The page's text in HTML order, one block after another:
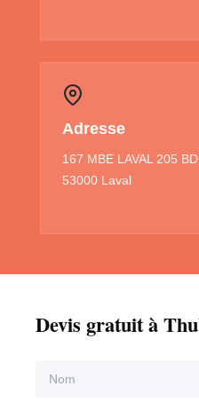
Adresse
167 MBE LAVAL 205
53000 Laval
Devis gratuit à